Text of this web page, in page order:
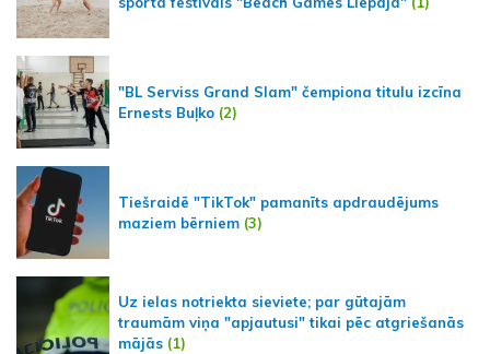
"BL Serviss Grand Slam" čempiona titulu izcīna
Ernests Buļko (2)
Tiešraidē "TikTok" pamanīts apdraudējums
maziem bērniem (3)
Uz ielas notriekta sieviete; par gūtajām
traumām viņa "apjautusi" tikai pēc atgriešanās
mājās (1)